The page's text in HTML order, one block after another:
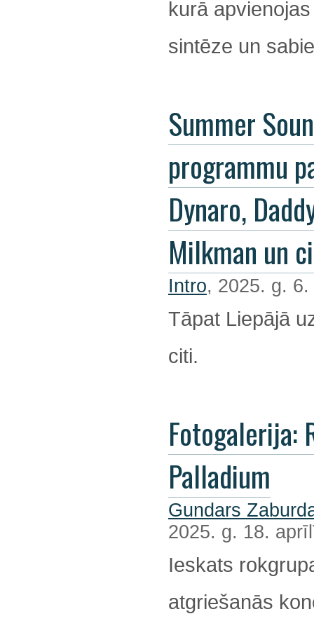
kurā
sintēze un
Summer
programmu
Dynaro,
Milkman un
Intro, 2025. g. 6.
Tāpat Liepājā
citi.
Fotogalerija:
Palladium
Gundars
2025. g. 18.
Ieskats
atgriešanās